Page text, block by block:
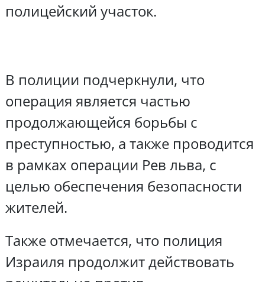
полицейский участок.
В полиции подчеркнули, что
операция является частью
продолжающейся борьбы с
преступностью, а также проводится
в рамках операции Рев льва, с
целью обеспечения безопасности
жителей.
Также отмечается, что полиция
Израиля продолжит действовать